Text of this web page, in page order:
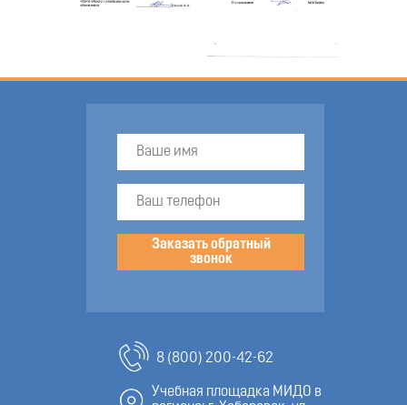
8 (800) 200-42-62
Учебная площадка МИДО в
Заказать обратный
звонок